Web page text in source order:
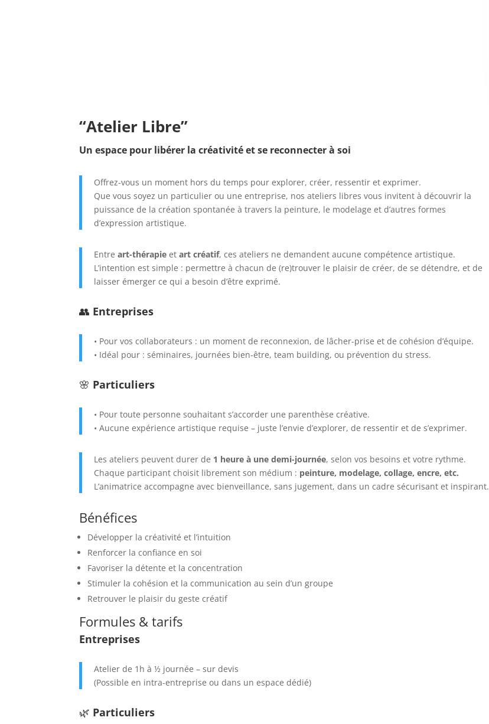
“Atelier Libre”
Un espace pour libérer la créativité et se reconnecter à soi
Offrez-vous un moment hors du temps pour explorer, créer, ressentir et exprimer.
Que vous soyez un particulier ou une entreprise, nos ateliers libres vous invitent à découvrir la
puissance de la création spontanée à travers la peinture, le modelage et d’autres formes
d’expression artistique.
Entreart-thérapie etart créatif, ces ateliers ne demandent aucune compétence artistique.
L’intention est simple : permettre à chacun de (re)trouver le plaisir de créer, de se détendre, et de
laisser émerger ce qui a besoin d’être exprimé.
👥 Entreprises
• Pour vos collaborateurs : un moment de reconnexion, de lâcher-prise et de cohésion d’équipe.
• Idéal pour : séminaires, journées bien-être, team building, ou prévention du stress.
🌸 Particuliers
• Pour toute personne souhaitant s’accorder une parenthèse créative.
• Aucune expérience artistique requise – juste l’envie d’explorer, de ressentir et de s’exprimer.
Les ateliers peuvent durer de 1 heure à une demi-journée, selon vos besoins et votre rythme.
Chaque participant choisit librement son médium : peinture, modelage, collage, encre, etc.
L’animatrice accompagne avec bienveillance, sans jugement, dans un cadre sécurisant et inspirant.
Bénéfices
Développer la créativité et l’intuition
Renforcer la confiance en soi
Favoriser la détente et la concentration
Stimuler la cohésion et la communication au sein d’un groupe
Retrouver le plaisir du geste créatif
Formules & tarifs
Entreprises
Atelier de 1h à ½ journée – sur devis
(Possible en intra-entreprise ou dans un espace dédié)
🌿 Particuliers